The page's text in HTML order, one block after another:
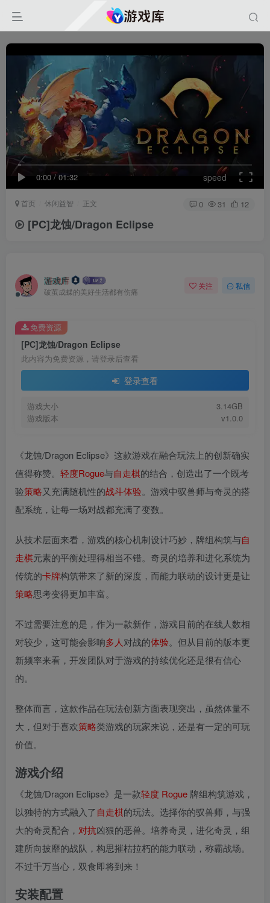
0:00/01:32 speed
首页 休闲益智 正文 0 31 12
[PC]龙蚀/Dragon Eclipse
游戏库
破茧成蝶的美好生活都有伤痛
关注 私信
[PC]龙蚀/Dragon Eclipse
此内容为免费资源，请登录后查看
登录查看
游戏大小
3.14GB
游戏版本
v1.0.0
免费资源
《龙蚀/Dragon Eclipse》这款游戏在融合玩法上的创新确实
值得称赞。 轻度Rogue与自走棋的结合，创造出了一个既考
验策略又充满随机性的战斗体验。游戏中驭兽师与奇灵的搭
配系统，让每一场对战都充满了变数。
从技术层面来看，游戏的核心机制设计巧妙，牌组构筑与自
走棋元素的平衡处理得相当不错。奇灵的培养和进化系统为
传统的卡牌构筑带来了新的深度，而能力联动的设计更是让
策略思考变得更加丰富。
不过需要注意的是，作为一款新作，游戏目前的在线人数相
对较少，这可能会影响多人 对战的体验。但从目前的版本更
新频率来看，开发团队对于游戏的持续优化还是很有信心
的。
整体而言，这款作品在玩法创新方面表现突出，虽然体量不
大，但对于喜欢策略类游戏的玩家来说，还是有一定的可玩
价值。
游戏介绍
《龙蚀/Dragon Eclipse》是一款轻度 Rogue 牌组构筑游戏，
以独特的方式融入了自走棋的玩法。选择你的驭兽师，与强
大的奇灵配合， 对抗凶狠的恶兽。培养奇灵，进化奇灵，组
建所向披靡的战队，构思摧枯拉朽的能力联动，称霸战场。
不过千万当心，双食即将到来！
安装配置